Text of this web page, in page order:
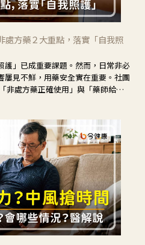
處方藥２大重點，落實「自我照
護」已成重要課題。然而，日常非必
見不鮮，用藥安全實在重要。社團
非處方藥正確使用」與「藥師給